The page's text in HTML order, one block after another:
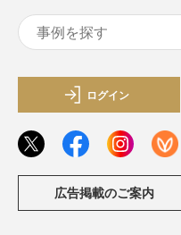
ログイン
広告掲載のご案内